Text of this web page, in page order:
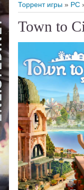
Торрент игры » PC
Town to